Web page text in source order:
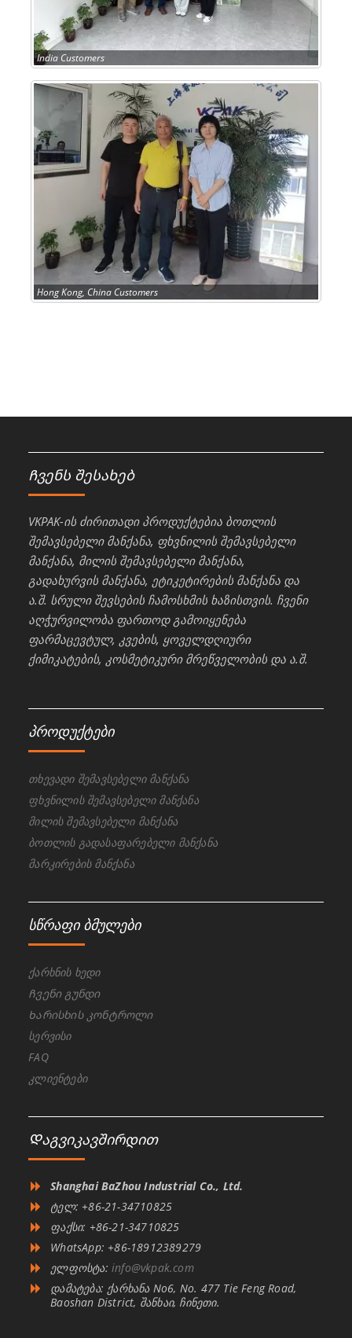
India Customers
Hong Kong, China Customers
Ჩვენს შესახებ
VKPAK-ის ძირითადი პროდუქტებია ბოთლის
შემავსებელი მანქანა, ფხვნილის შემავსებელი
მანქანა, მილის შემავსებელი მანქანა,
გადახურვის მანქანა, ეტიკეტირების მანქანა და
ა.შ. სრული შევსების ჩამოსხმის ხაზისთვის. ჩვენი
აღჭურვილობა ფართოდ გამოიყენება
ფარმაცევტულ, კვების, ყოველდღიური
ქიმიკატების, კოსმეტიკური მრეწველობის და ა.შ.
პროდუქტები
თხევადი შემავსებელი მანქანა
ფხვნილის შემავსებელი მანქანა
მილის შემავსებელი მანქანა
ბოთლის გადასაფარებელი მანქანა
მარკირების მანქანა
სწრაფი ბმულები
ქარხნის ხედი
Ჩვენი გუნდი
Ხარისხის კონტროლი
სერვისი
FAQ
კლიენტები
Დაგვიკავშირდით
Shanghai BaZhou Industrial Co., Ltd.
ტელ: +86-21-34710825
ფაქსი: +86-21-34710825
WhatsApp: +86-18912389279
ელფოსტა:info@vkpak.com
დამატება: ქარხანა No6, No. 477 Tie Feng Road,
Baoshan District, შანხაი, ჩინეთი.